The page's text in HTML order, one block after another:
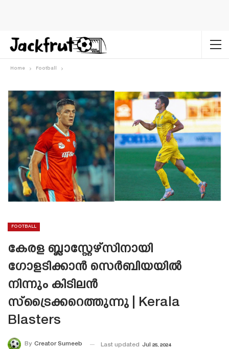
Home Football
FOOTBALL
കേരള ബ്ലാസ്റ്റേഴ്സിനായി
ഗോളടിക്കാൻ സെർബിയയിൽ
നിന്നും കിടിലൻ
സ്‌ട്രൈക്കറെത്തുന്നു | Kerala
Blasters
By Creator Sumeeb Last updated Jul 25, 2024